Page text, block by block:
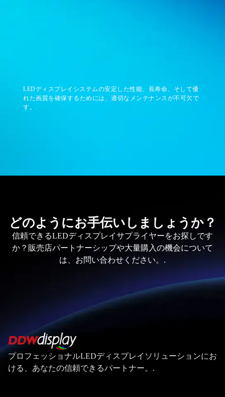
LEDディスプレイシステムの安定した性能、長寿命、そして優
れた画質を確保するためには、適切なメンテナンスが不可欠で
す。.
どのようにお手伝いしましょうか？
信頼できるLEDディスプレイサプライヤーをお探しです
か？販売店パートナーシップや大量購入の機会について
は、お問い合わせください。.
プロフェッショナルLEDディスプレイソリューションにお
ける、あなたの信頼できるパートナー。.